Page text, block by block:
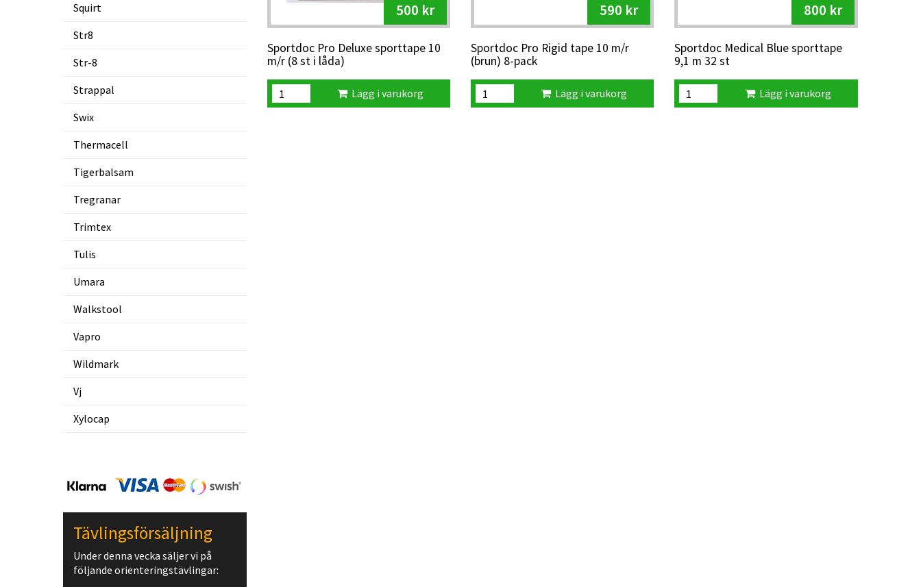
Squirt
Str8
Str-8
Strappal
Swix
Thermacell
Tigerbalsam
Tregranar
Trimtex
Tulis
Umara
Walkstool
Vapro
Wildmark
Vj
Xylocap
500 kr
Sportdoc Pro Deluxe sporttape 10
m/r (8 st i låda)
Lägg i varukorg
590 kr
Sportdoc Pro Rigid tape 10 m/r
(brun) 8-pack
Lägg i varukorg
800 kr
Sportdoc Medical Blue sporttape
9,1 m 32 st
Lägg i varukorg
Tävlingsförsäljning
Under denna vecka säljer vi på
följande orienteringstävlingar: